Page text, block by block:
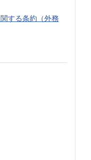
する条約（外務